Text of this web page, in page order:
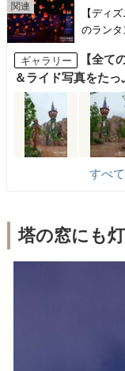
【ディ
のラン
ギャラリー
【全
＆ライド写真をた
すべ
塔の窓にも